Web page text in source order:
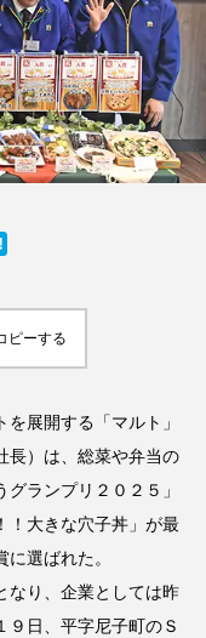
ピーする
展開する「マルト」
長）は、総菜や弁当の
ランプリ２０２５」
！大きな穴子丼」が最
選ばれた。
なり、企業としては昨
９日、平字尼子町のＳ